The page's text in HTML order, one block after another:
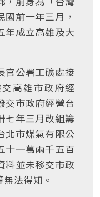
前一年三月，
年成立高雄及大
官公署工礦處接
高雄市政府經
交市政府經營台
七年三月改組籌
北市煤氣有限公
十一萬兩千五百
料並未移交市政
法得知。